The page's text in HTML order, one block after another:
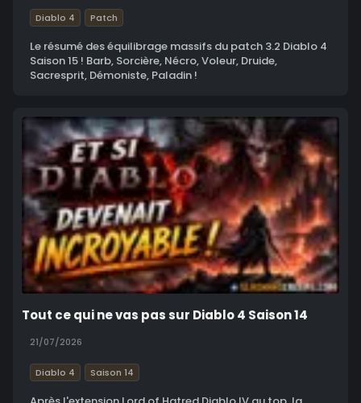
Diablo 4 Patch
Le résumé des équilibrage massifs du patch 3.2 Diablo 4
Saison 15 ! Barb, Sorcière, Nécro, Voleur, Druide,
Sacresprit, Démoniste, Paladin !
Tout ce qui ne vas pas sur Diablo 4 Saison 14
21/07/2026
Diablo 4 Saison 14